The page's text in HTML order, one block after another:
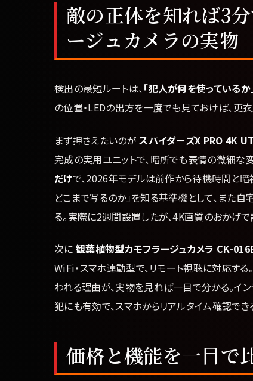
敵の正体を知れば3
ージュカメラの実物
検出の最短ルートは、「犯人が何を使っている
の位置・LEDの出方を一度でも見ておけば、更
まず押さえたいのがスパイダーズX PRO 4K
完成の実用ユニットで、暗所でも表情の微細な
だけで、2026年モデルは前作から待機時間と
どこまで写るのか」を知る基準機として、また
る。実際に2週間設置したが、4K画質のおかげ
次に 観葉植物型カモフラージュカメラ CK-
WiFi・スマホ連動型で、リモート視聴に対応す
われる理由が、実物を見れば一目で分かる。イ
犯にも有効で、スマホからリアルタイム確認でき
価格と機能を一目で